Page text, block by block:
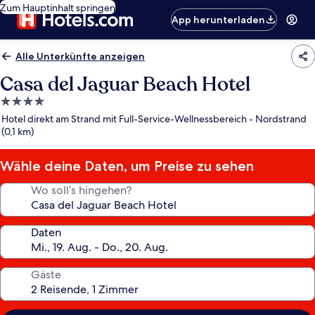
Zum Hauptinhalt springen
App herunterladen
Alle Unterkünfte anzeigen
Casa del Jaguar Beach Hotel
4.0-
Sterne-
Unterkunft
Hotel direkt am Strand mit Full-Service-Wellnessbereich - Nordstrand
(0,1 km)
Wähle deine Daten, um Preise zu sehen
Wo soll’s hingehen?
Daten
Gäste